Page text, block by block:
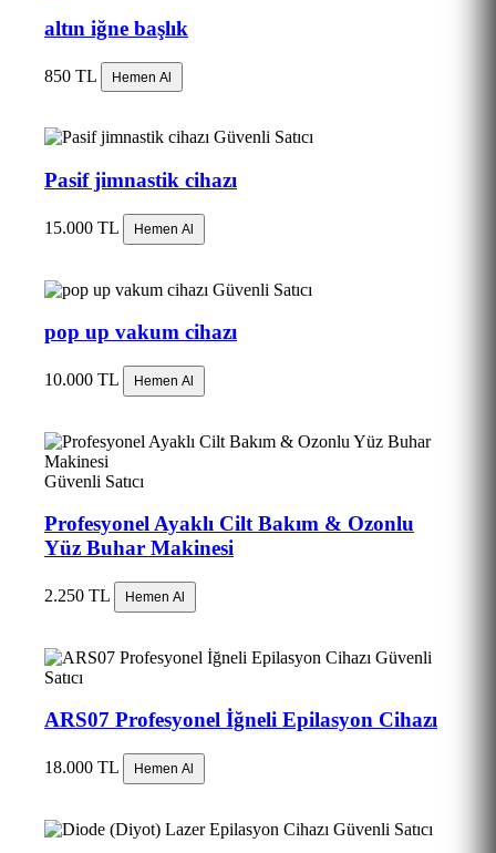
altın iğne başlık
850 TL Hemen Al
Güvenli Satıcı
Pasif jimnastik cihazı
15.000 TL Hemen Al
Güvenli Satıcı
pop up vakum cihazı
10.000 TL Hemen Al
Güvenli Satıcı
Profesyonel Ayaklı Cilt Bakım & Ozonlu
Yüz Buhar Makinesi
2.250 TL Hemen Al
Güvenli
Satıcı
ARS07 Profesyonel İğneli Epilasyon Cihazı
18.000 TL Hemen Al
Güvenli Satıcı